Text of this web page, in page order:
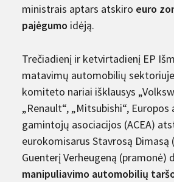
ministrais aptars atskiro euro
pajėgumo idėją.
Trečiadienį ir ketvirtadienį EP
matavimų automobilių
komiteto nariai išklausys
„Renault“, „Mitsubishi“,
gamintojų asociacijos (ACEA)
eurokomisarus Stavrosą Dimasą
Guenterį Verheugeną (pramonė)
manipuliavimo automobilių